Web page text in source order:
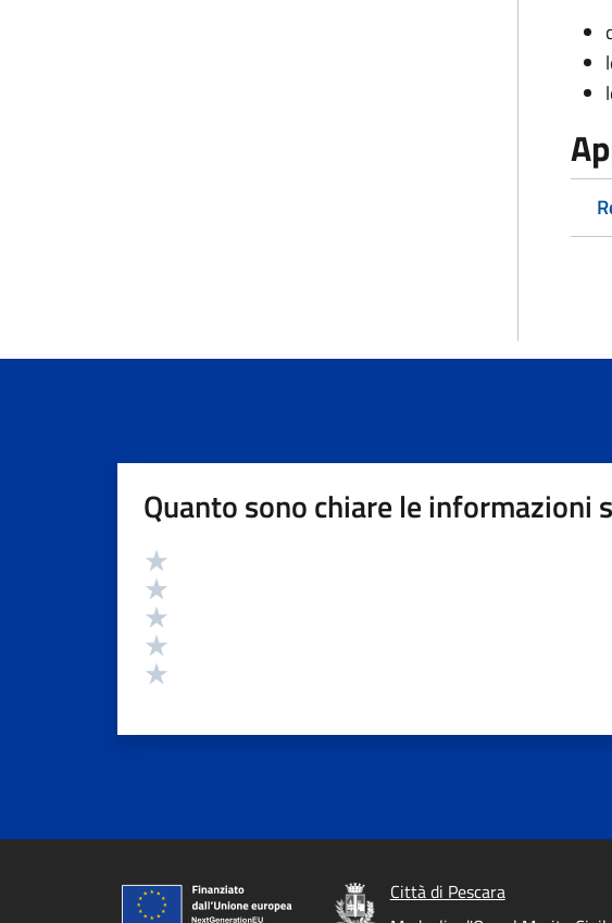
Quanto sono chiare le informazioni
Valutazione
Città di Pescara